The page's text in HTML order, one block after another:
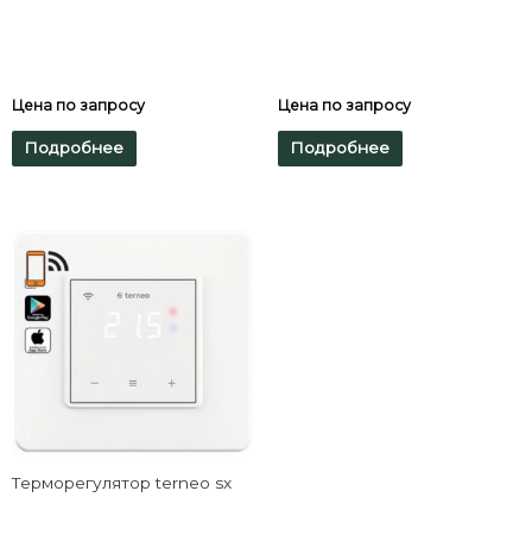
Цена по запросу
Подробнее
Цена по запросу
Подробнее
Терморегулятор terneo sx